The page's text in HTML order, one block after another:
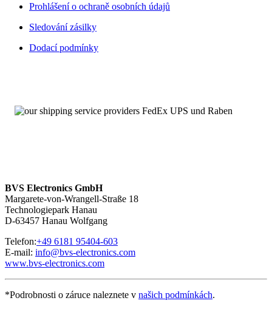
Prohlášení o ochraně osobních údajů
Sledování zásilky
Dodací podmínky
BVS Electronics GmbH
Margarete-von-Wrangell-Straße 18
Technologiepark Hanau
D-63457 Hanau Wolfgang
Telefon:+49 6181 95404-603
E-mail: info@bvs-electronics.com
www.bvs-electronics.com
*Podrobnosti o záruce naleznete v našich podmínkách.